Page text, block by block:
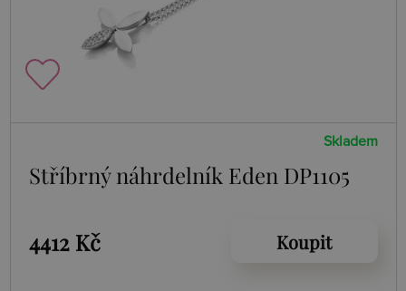
Skladem
Stříbrný náhrdelník Eden DP1105
4412 Kč Koupit